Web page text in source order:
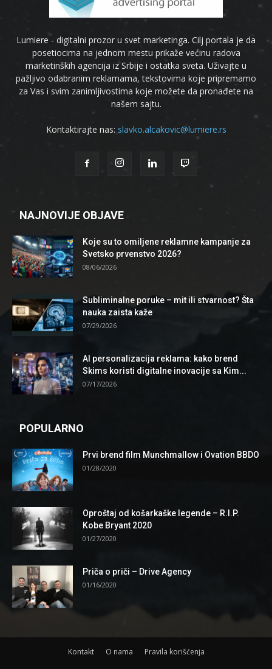
Lumiere - digitalni prozor u svet marketinga. Cilj portala je da
posetiocima na jednom mestu prikaže većinu radova
marketinških agencija iz Srbije i ostatka sveta. Uživajte u
pažljivo odabranim reklamama, tekstovima koje pripremamo
za Vas i svim zanimljivostima koje možete da pronađete na
našem sajtu.
Kontaktirajte nas: slavko.alcakovic@lumiere.rs
NAJNOVIJE OBJAVE
Koje su to omiljene reklamne kampanje za
Svetsko prvenstvo 2026?
08/06/2026
Subliminalne poruke – mit ili stvarnost? Šta
nauka zaista kaže
07/29/2026
AI personalizacija reklama: kako brend
Skims koristi digitalne inovacije sa Kim...
07/17/2026
POPULARNO
Prvi brend film Munchmallow i Ovation BBDO
01/28/2020
Oproštaj od košarkaške legende – R.I.P.
Kobe Bryant 2020
01/27/2020
Priča o priči – Drive Agency
01/16/2020
Kontakt O nama Pravila korišćenja